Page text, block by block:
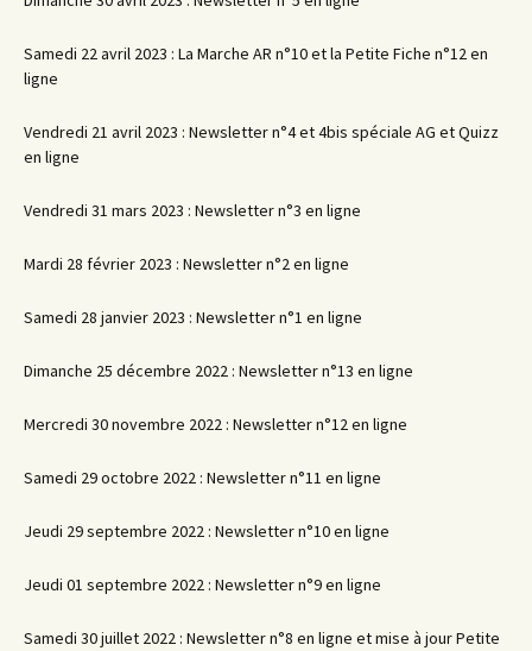
Samedi 22 avril 2023 : La Marche AR n°10 et la Petite Fiche n°12 en
ligne
Vendredi 21 avril 2023 : Newsletter n°4 et 4bis spéciale AG et Quizz
en ligne
Vendredi 31 mars 2023 : Newsletter n°3 en ligne
Mardi 28 février 2023 : Newsletter n°2 en ligne
Samedi 28 janvier 2023 : Newsletter n°1 en ligne
Dimanche 25 décembre 2022 : Newsletter n°13 en ligne
Mercredi 30 novembre 2022 : Newsletter n°12 en ligne
Samedi 29 octobre 2022 : Newsletter n°11 en ligne
Jeudi 29 septembre 2022 : Newsletter n°10 en ligne
Jeudi 01 septembre 2022 : Newsletter n°9 en ligne
Samedi 30 juillet 2022 : Newsletter n°8 en ligne et mise à jour Petite